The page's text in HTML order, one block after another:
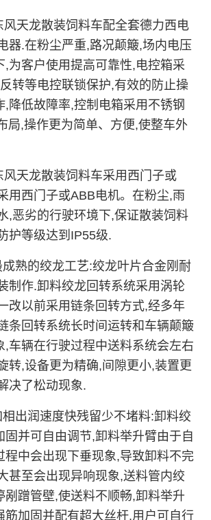
风天龙散装饲料车配全套德力西电
器.在粉尘严重,路况颠簸,场内电压
,为客户使用提高可靠性,电控箱采
转等电控联锁保护,有效的防止操
,降低故障率,控制电箱采用不锈钢
局,操作更为简单、方便,使整车外
风天龙散装饲料车采用西门子或
用西门子或ABB电机。在粉尘,雨
,恶劣的行驶环境下,保证散装饲料
护等级达到IP55级.
熟的绞龙工艺:绞龙叶片合金刚耐
制作.卸料绞龙回转系统采用涡轮
改以前采用链条回转方式,经多年
条回转系统长时间运转和车辆颠簸
,车辆在行驶过程中送料系统会左右
转,设备更为精确,间隙更小,装置更
决了松动现象.
出润速度快残留少不堵料:卸料绞
固并可自由调节,卸料举升臂由于自
程中会出现下垂现象,导致卸料不完
甚至会出现异响现象,送料管内绞
剐蹭管壁,使送料不顺畅,卸料举升
筋加固并配有超大丝杆,用户可自行